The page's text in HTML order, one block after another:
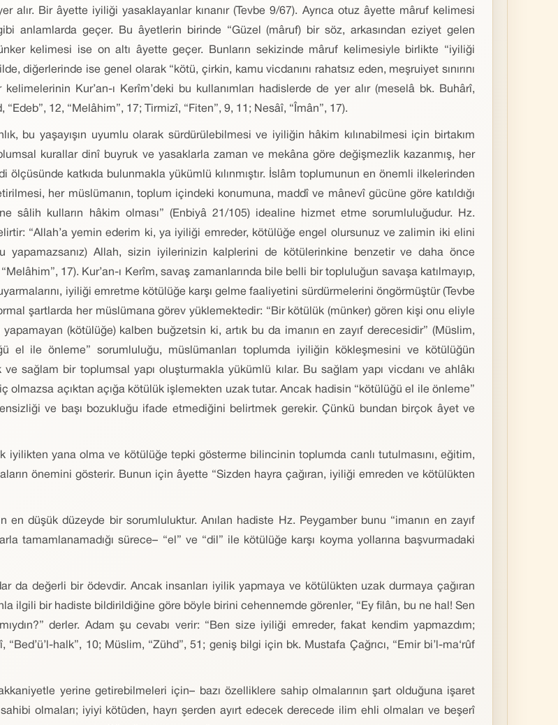
alır. Bir âyette iyiliği yasaklayanlar kınanır (Tevbe 9/67). Ayrıca otuz âyette mâruf kelimesi
anlamlarda geçer. Bu âyetlerin birinde “Güzel (mâruf) bir söz, arkasından eziyet gelen
kelimesi ise on altı âyette geçer. Bunların sekizinde mâruf kelimesiyle birlikte “iyiliği
diğerlerinde ise genel olarak “kötü, çirkin, kamu vicdanını rahatsız eden, meşruiyet sınırını
Kur’an-ı Kerîm’deki bu kullanımları hadislerde de yer alır (meselâ bk. Buhârî,
12, “Melâhim”, 17; Tirmizî, “Fiten”, 9, 11; Nesâî, “Îmân”, 17).
bu yaşayışın uyumlu olarak sürdürülebilmesi ve iyiliğin hâkim kılınabilmesi için birtakım
kurallar dinî buyruk ve yasaklarla zaman ve mekâna göre değişmezlik kazanmış, her
ölçüsünde katkıda bulunmakla yükümlü kılınmıştır. İslâm toplumunun en önemli ilkelerinden
her müslümanın, toplum içindeki konumuna, maddî ve mânevî gücüne göre katıldığı
sâlih kulların hâkim olması” (Enbiyâ 21/105) idealine hizmet etme sorumluluğudur. Hz.
“Allah’a yemin ederim ki, ya iyiliği emreder, kötülüğe engel olursunuz ve zalimin iki elini
yapamazsanız) Allah, sizin iyilerinizin kalplerini de kötülerinkine benzetir ve daha önce
17). Kur’an-ı Kerîm, savaş zamanlarında bile belli bir topluluğun savaşa katılmayıp,
iyiliği emretme kötülüğe karşı gelme faaliyetini sürdürmelerini öngörmüştür (Tevbe
şartlarda her müslümana görev yüklemektedir: “Bir kötülük (münker) gören kişi onu eliyle
(kötülüğe) kalben buğzetsin ki, artık bu da imanın en zayıf derecesidir” (Müslim,
el ile önleme” sorumluluğu, müslümanları toplumda iyiliğin kökleşmesini ve kötülüğün
sağlam bir toplumsal yapı oluşturmakla yükümlü kılar. Bu sağlam yapı vicdanı ve ahlâkı
açıktan açığa kötülük işlemekten uzak tutar. Ancak hadisin “kötülüğü el ile önleme”
ve başı bozukluğu ifade etmediğini belirtmek gerekir. Çünkü bundan birçok âyet ve
iyilikten yana olma ve kötülüğe tepki gösterme bilincinin toplumda canlı tutulmasını, eğitim,
önemini gösterir. Bunun için âyette “Sizden hayra çağıran, iyiliği emreden ve kötülükten
düşük düzeyde bir sorumluluktur. Anılan hadiste Hz. Peygamber bunu “imanın en zayıf
tamamlanamadığı sürece– “el” ve “dil” ile kötülüğe karşı koyma yollarına başvurmadaki
da değerli bir ödevdir. Ancak insanları iyilik yapmaya ve kötülükten uzak durmaya çağıran
ilgili bir hadiste bildirildiğine göre böyle birini cehennemde görenler, “Ey filân, bu ne hal! Sen
derler. Adam şu cevabı verir: “Ben size iyiliği emreder, fakat kendim yapmazdım;
halk”, 10; Müslim, “Zühd”, 51; geniş bilgi için bk. Mustafa Çağrıcı, “Emir bi’l-ma‘rûf
yerine getirebilmeleri için– bazı özelliklere sahip olmalarının şart olduğuna işaret
olmaları; iyiyi kötüden, hayrı şerden ayırt edecek derecede ilim ehli olmaları ve beşerî